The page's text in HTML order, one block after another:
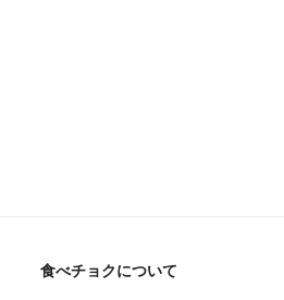
食べチョクについて